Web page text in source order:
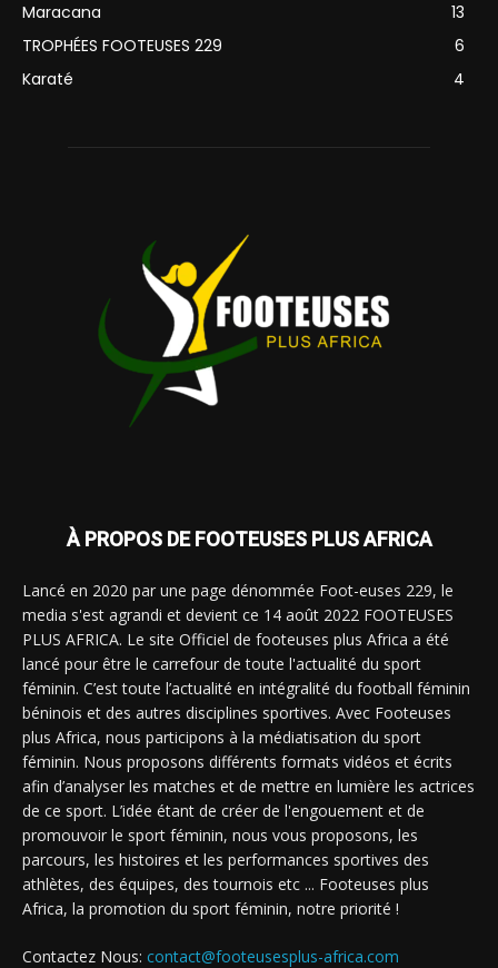
Maracana
13
TROPHÉES FOOTEUSES 229
6
Karaté
4
À PROPOS DE FOOTEUSES PLUS AFRICA
Lancé en 2020 par une page dénommée Foot-euses 229, le
media s'est agrandi et devient ce 14 août 2022 FOOTEUSES
PLUS AFRICA. Le site Officiel de footeuses plus Africa a été
lancé pour être le carrefour de toute l'actualité du sport
féminin. C’est toute l’actualité en intégralité du football féminin
béninois et des autres disciplines sportives. Avec Footeuses
plus Africa, nous participons à la médiatisation du sport
féminin. Nous proposons différents formats vidéos et écrits
afin d’analyser les matches et de mettre en lumière les actrices
de ce sport. L’idée étant de créer de l'engouement et de
promouvoir le sport féminin, nous vous proposons, les
parcours, les histoires et les performances sportives des
athlètes, des équipes, des tournois etc ... Footeuses plus
Africa, la promotion du sport féminin, notre priorité !
Contactez Nous: contact@footeusesplus-africa.com